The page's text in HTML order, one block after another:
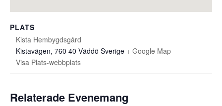
PLATS
Kista Hembygdsgård
Kistavägen, 760 40 Väddö Sverige + Google Map
Visa Plats-webbplats
Relaterade Evenemang